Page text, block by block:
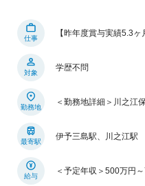
仕事
【昨年度賞与実績5.3
対象
学歴不問
勤務地
＜勤務地詳細＞川之江
最寄駅
伊予三島駅、川之江駅
給与
＜予定年収＞500万円